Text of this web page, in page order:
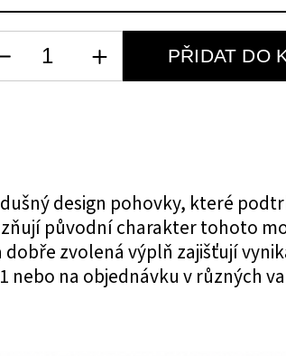
PŘIDAT DO
design pohovky, které
původní charakter tohoto
zvolená výplň zajišťují
nebo na objednávku v různých